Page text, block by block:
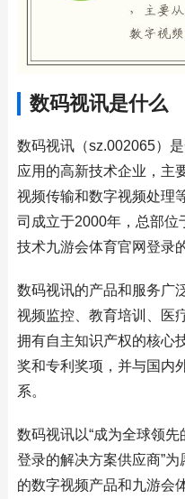
数码视讯是什么
数码视讯（sz.002065）
应用的高新技术企业，主
视频传输和数字视频处理
司成立于2000年，总部位
技术九游会体育官网登录
数码视讯的产品和服务广
视频监控、教育培训、医
拥有自主知识产权的核心
奖和专利奖项，并与国内
系。
数码视讯以“成为全球领
登录的解决方案供应商”
的数字视频产品和九游会